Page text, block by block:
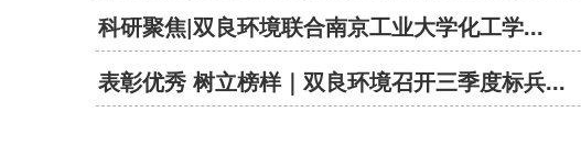
科研聚焦|双良环境联合南京工业大学化工学...
表彰优秀 树立榜样｜双良环境召开三季度标兵...